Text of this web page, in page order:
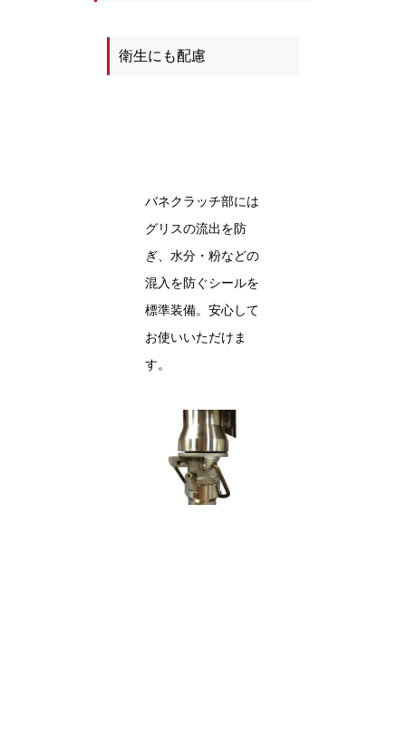
衛生にも配慮
バネクラッチ部には
グリスの流出を防
ぎ、水分・粉などの
混入を防ぐシールを
標準装備。安心して
お使いいただけま
す。